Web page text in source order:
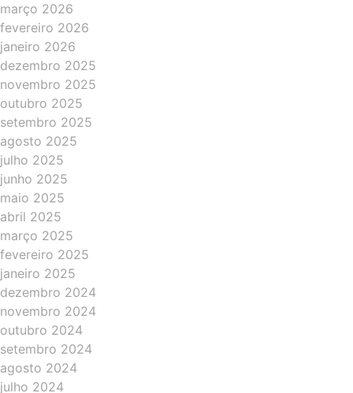
março 2026
fevereiro 2026
janeiro 2026
dezembro 2025
novembro 2025
outubro 2025
setembro 2025
agosto 2025
julho 2025
junho 2025
maio 2025
abril 2025
março 2025
fevereiro 2025
janeiro 2025
dezembro 2024
novembro 2024
outubro 2024
setembro 2024
agosto 2024
julho 2024